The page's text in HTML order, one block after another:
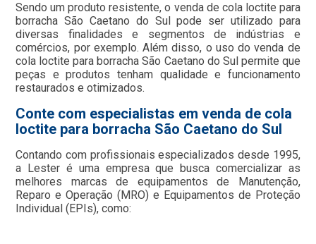
Sendo um produto resistente, o venda de cola loctite para
borracha São Caetano do Sul pode ser utilizado para
diversas finalidades e segmentos de indústrias e
comércios, por exemplo. Além disso, o uso do venda de
cola loctite para borracha São Caetano do Sul permite que
peças e produtos tenham qualidade e funcionamento
restaurados e otimizados.
Conte com especialistas em venda de cola
loctite para borracha São Caetano do Sul
Contando com profissionais especializados desde 1995,
a Lester é uma empresa que busca comercializar as
melhores marcas de equipamentos de Manutenção,
Reparo e Operação (MRO) e Equipamentos de Proteção
Individual (EPIs), como: